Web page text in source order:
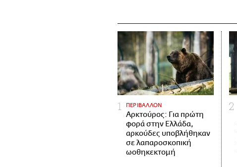
ΠΕΡΙΒΑΛΛΟΝ
Αρκτούρος: Για πρώτη
φορά στην Ελλάδα,
αρκούδες υποβλήθηκαν
σε λαπαροσκοπική
ωοθηκεκτομή